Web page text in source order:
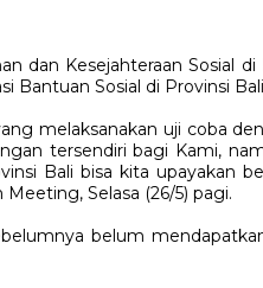
dan Kesejahteraan Sosial
Bantuan Sosial di Provinsi
melaksanakan uji coba
tersendiri bagi Kami,
Bali bisa kita upayakan
Selasa (26/5) pagi.
belum